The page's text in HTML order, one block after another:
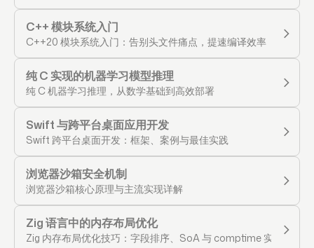
C++ 模块系统入门
C++20 模块系统入门：告别头文件痛点，提速编译效率
纯 C 实现的机器学习模型推理
纯 C 机器学习推理，从数学基础到高效部署
Swift 与跨平台桌面应用开发
Swift 跨平台桌面开发：框架、案例与最佳实践
浏览器沙箱安全机制
浏览器沙箱核心原理与主流实现详解
Zig 语言中的内存布局优化
Zig 内存布局优化技巧：字段排序、SoA 与 comptime 实战